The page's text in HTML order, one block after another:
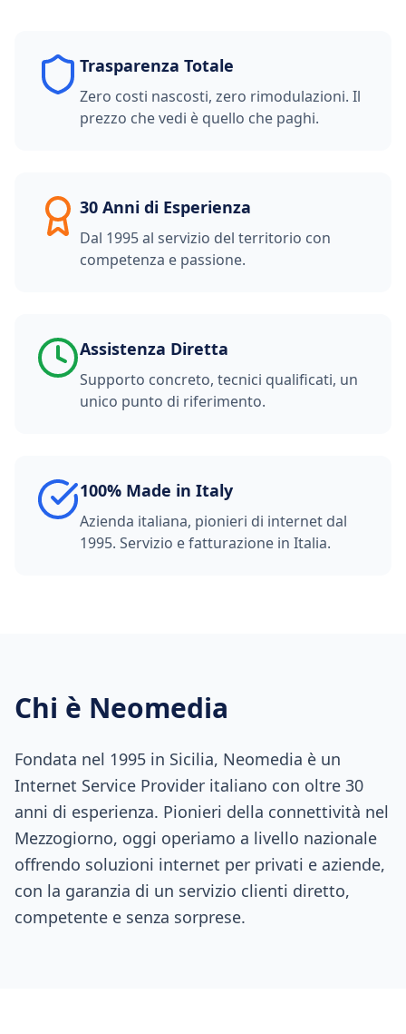
Trasparenza Totale
Zero costi nascosti, zero rimodulazioni. Il
prezzo che vedi è quello che paghi.
30 Anni di Esperienza
Dal 1995 al servizio del territorio con
competenza e passione.
Assistenza Diretta
Supporto concreto, tecnici qualificati, un
unico punto di riferimento.
100% Made in Italy
Azienda italiana, pionieri di internet dal
1995. Servizio e fatturazione in Italia.
Chi è Neomedia
Fondata nel 1995 in Sicilia, Neomedia è un
Internet Service Provider italiano con oltre 30
anni di esperienza. Pionieri della connettività nel
Mezzogiorno, oggi operiamo a livello nazionale
offrendo soluzioni internet per privati e aziende,
con la garanzia di un servizio clienti diretto,
competente e senza sorprese.